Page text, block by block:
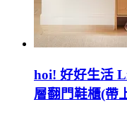
hoi! 好好生活
層翻門鞋櫃(帶